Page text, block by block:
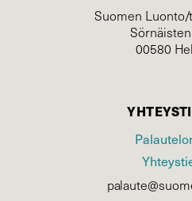
Suomen Luonto/
00580